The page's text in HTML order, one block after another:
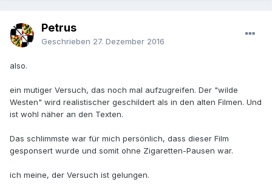
Petrus
Geschrieben 27. Dezember 2016
also.
ein mutiger Versuch, das noch mal aufzugreifen. Der "wilde
Westen" wird realistischer geschildert als in den alten Filmen. Und
ist wohl näher an den Texten.
Das schlimmste war für mich persönlich, dass dieser Film
gesponsert wurde und somit ohne Zigaretten-Pausen war.
ich meine, der Versuch ist gelungen.